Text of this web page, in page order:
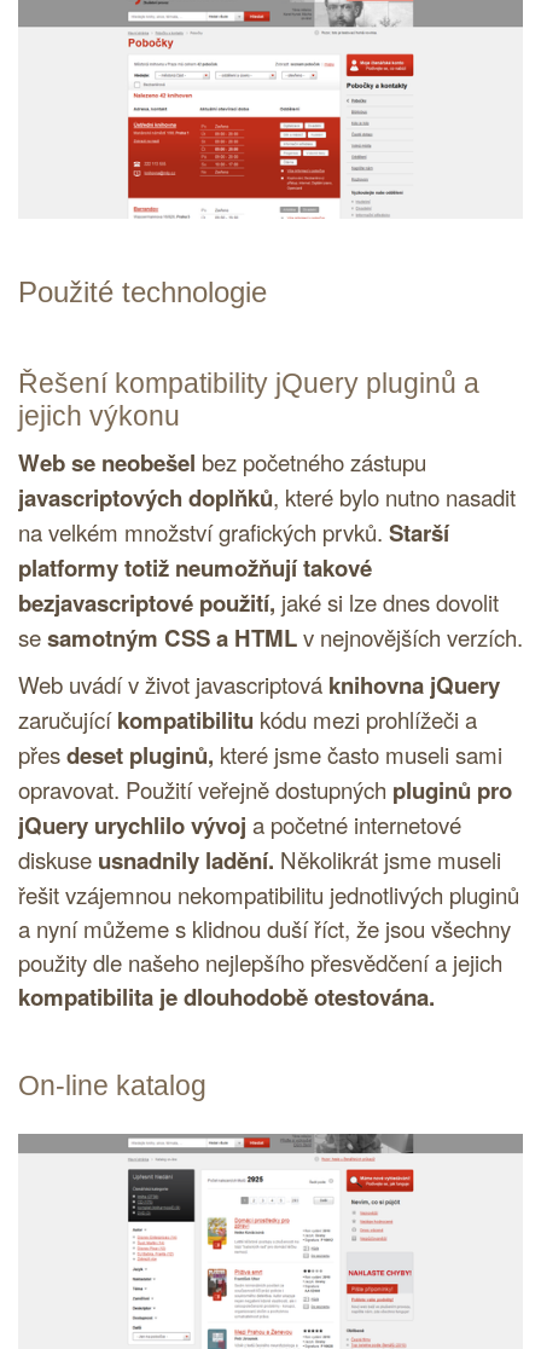
Použité technologie
Řešení kompatibility jQuery pluginů a
jejich výkonu
Web se neobešel bez početného zástupu
javascriptových doplňků, které bylo nutno nasadit
na velkém množství grafických prvků. Starší
platformy totiž neumožňují takové
bezjavascriptové použití, jaké si lze dnes dovolit
sesamotným CSSa HTMLv nejnovějších verzích.
Web uvádí v život javascriptová knihovna jQuery
zaručujícíkompatibilitu kódu mezi prohlížeči a
přesdeset pluginů, které jsme často museli sami
opravovat. Použití veřejně dostupných pluginů pro
jQuery urychlilo vývoj a početné internetové
diskuse usnadnily ladění. Několikrát jsme museli
řešit vzájemnou nekompatibilitu jednotlivých pluginů
a nyní můžeme s klidnou duší říct, že jsou všechny
použity dle našeho nejlepšího přesvědčení a jejich
kompatibilita je dlouhodobě otestována.
On-line katalog